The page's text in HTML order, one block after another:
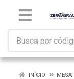
INÍCIO MESA